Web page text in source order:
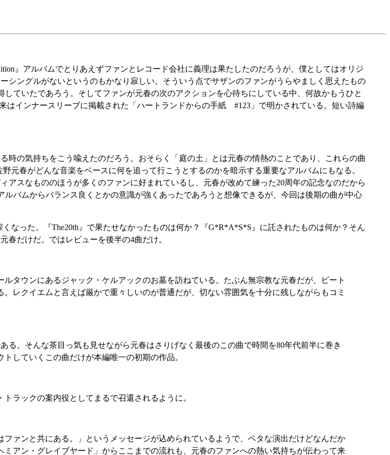
』アルバムでとりあえずファンとレコード会社に義理は果たしたのだろうが、僕としてはオリジ
シングルがないというのもかなり寂しい。そういう点でサザンのファンがうらやましく思えたもの
ていたであろう。そしてファンが元春の次のアクションを心待ちにしている中、何故かもうひと
はインナースリーブに掲載された「ハートランドからの手紙 #123」で明かされている。短い詩編
時の気持ちをこう喩えたのだろう。おそらく「庭の土」とは元春の情熱のことであり、これらの曲
元春がどんな音楽をベースに何を追って行こうとするのかを暗示する重要なアルバムにもなる。
スなもののほうが多くのファンに好まれているし、元春が改めて練った20周年の記念なのだから
バムからバランス良くとかの意識が強くあったであろうと想像できるが、今回は後期の曲が中心
なった。『The20th』で果たせなかったものは何か？『G*R*A*S*S』に託されたものは何か？そん
春だけだ。ではレビューを後半の4曲だけ。
タウンにあるジャック・ケルアックのお墓を訪ねている。たぶん無宗教な元春だが、ビート
レクイエムと言えば厳かで重々しいのが普通だが、切ない雰囲気を十分に残しながらもコミ
る。そんな茶目っ気も見せながら元春はさりげなく最後のこの曲で時間を80年代前半に巻き
していくこの曲だけが本編唯一の初期の作品。
ラックの案内役としてまるで召還されるように。
ァンと共にある。」というメッセージが込められているようで、ベタな演出だけどなんだか
アン・グレイブヤード」からここまでの流れも、元春のファンへの熱い気持ちが伝わって来